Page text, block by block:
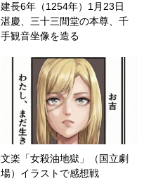
建長6年（1254年）1月23日
湛慶、三十三間堂の本尊、千
手観音坐像を造る
文楽「女殺油地獄」（国立劇
場）イラストで感想戦